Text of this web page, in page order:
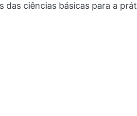
ciências básicas para a